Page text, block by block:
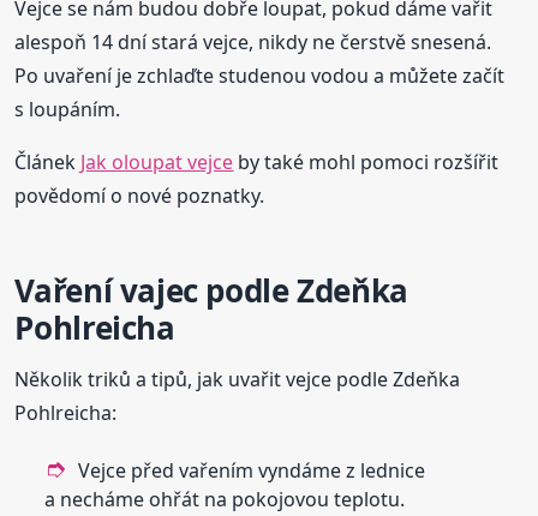
Vejce se nám budou dobře loupat, pokud dáme vařit
alespoň 14 dní stará vejce, nikdy ne čerstvě snesená.
Po uvaření je zchlaďte studenou vodou a můžete začít
s loupáním.
Článek Jak oloupat vejce by také mohl pomoci rozšířit
povědomí o nové poznatky.
Vaření vajec podle Zdeňka
Pohlreicha
Několik triků a tipů, jak uvařit vejce podle Zdeňka
Pohlreicha:
Vejce před vařením vyndáme z lednice
a necháme ohřát na pokojovou teplotu.